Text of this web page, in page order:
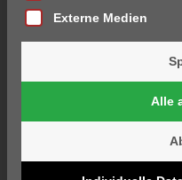
Externe Medien
Alle